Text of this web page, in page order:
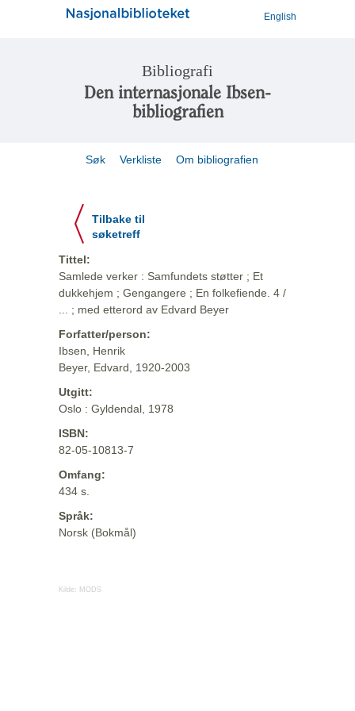
English
Bibliografi
Den internasjonale Ibsen-
bibliografien
Søk Verkliste Om bibliografien
Tilbake til
søketreff
Tittel:
Samlede verker : Samfundets støtter ; Et
dukkehjem ; Gengangere ; En folkefiende. 4 /
... ; med etterord av Edvard Beyer
Forfatter/person:
Ibsen, Henrik
Beyer, Edvard, 1920-2003
Utgitt:
Oslo : Gyldendal, 1978
ISBN:
82-05-10813-7
Omfang:
434 s.
Språk:
Norsk (Bokmål)
Kilde: MODS